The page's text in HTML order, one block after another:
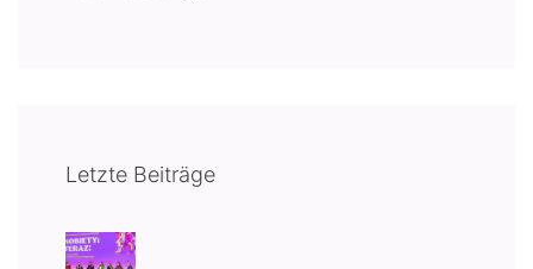
Letzte Beiträge